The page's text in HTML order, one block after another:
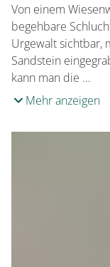
Von einem
begehbare
Urgewalt sichtbar,
Sandstein
kann man die …
Mehr anzeigen